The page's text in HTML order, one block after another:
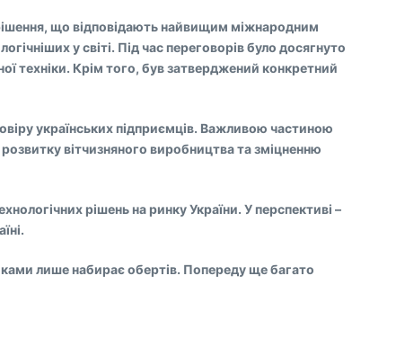
рішення, що відповідають найвищим міжнародним
у світі. Під час переговорів було досягнуто
техніки. Крім того, був затверджений конкретний
українських підприємців. Важливою частиною
вітчизняного виробництва та зміцненню
рішень на ринку України. У перспективі –
лише набирає обертів. Попереду ще багато